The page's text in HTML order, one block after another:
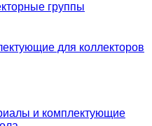
группы
для коллекторов
и комплектующие